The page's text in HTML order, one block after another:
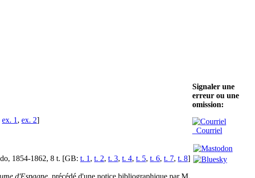
ex. 1 , ex. 2]
1854-1862, 8 t. [GB: t. 1, t. 2, t. 3, t. 4, t. 5, t. 6, t. 7, t. 8]
Signaler une
erreur ou une
omission:
Courriel